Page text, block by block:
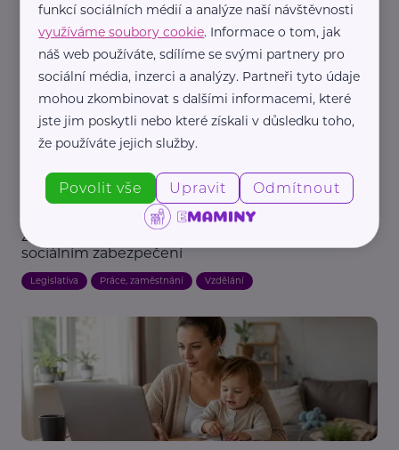
Další články
Česká správa sociálního zabezpečení
ČSSZ vydala nového průvodce pro OSVČ.
Začínajícím podnikatelům usnadní orientaci v
sociálním zabezpečení
Legislativa Práce, zaměstnání Vzdělání
funkcí sociálních médií a analýze naší návštěvnosti
využíváme soubory cookie. Informace o tom, jak
náš web používáte, sdílíme se svými partnery pro
sociální média, inzerci a analýzy. Partneři tyto údaje
mohou zkombinovat s dalšími informacemi, které
jste jim poskytli nebo které získali v důsledku toho,
že používáte jejich služby.
Povolit vše Upravit Odmítnout